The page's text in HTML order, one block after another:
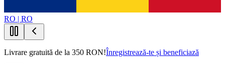
RO | RO
Livrare gratuită de la 350 RON!Înregistrează-te și beneficiază